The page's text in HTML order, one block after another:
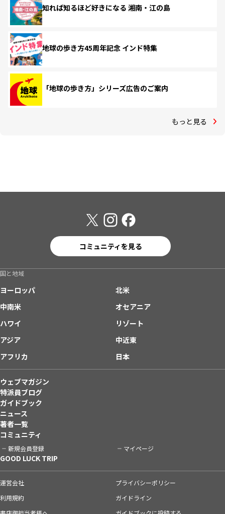
知れば知るほど好きになる 湘南・江の島
地球の歩き方45周年記念 インド特集
「地球の歩き方」シリーズ広告のご案内
もっと見る
コミュニティを見る
国と地域
ヨーロッパ
北米
中南米
オセアニア
ハワイ
リゾート
アジア
中近東
アフリカ
日本
ウェブマガジン
特派員ブログ
ガイドブック
ニュース
著者一覧
コミュニティ
新規会員登録 マイページ
GOOD LUCK TRIP
運営会社
プライバシーポリシー
利用規約
ガイドライン